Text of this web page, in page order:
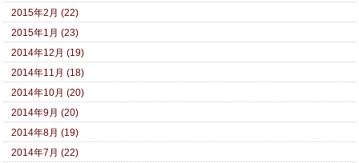
2015年2月 (22)
2015年1月 (23)
2014年12月 (19)
2014年11月 (18)
2014年10月 (20)
2014年9月 (20)
2014年8月 (19)
2014年7月 (22)